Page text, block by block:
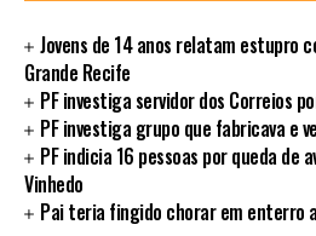
Jovens de 14 anos relatam estupro
Grande Recife
PF investiga servidor dos Correios
PF investiga grupo que fabricava e
PF indicia 16 pessoas por queda de
Vinhedo
Pai teria fingido chorar em enterro